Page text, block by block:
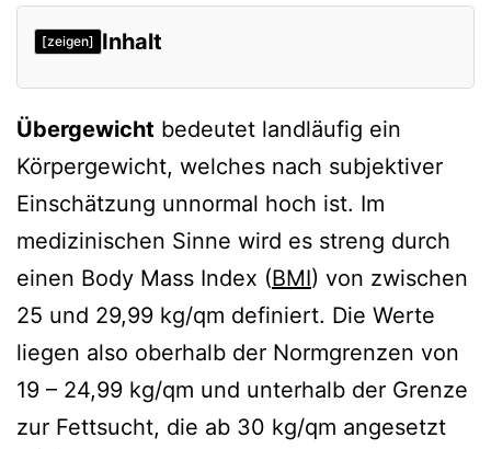
[zeigen] Inhalt
Übergewicht bedeutet landläufig ein
Körpergewicht, welches nach subjektiver
Einschätzung unnormal hoch ist. Im
medizinischen Sinne wird es streng durch
einen Body Mass Index (BMI) von zwischen
25 und 29,99 kg/qm definiert. Die Werte
liegen also oberhalb der Normgrenzen von
19 – 24,99 kg/qm und unterhalb der Grenze
zur Fettsucht, die ab 30 kg/qm angesetzt